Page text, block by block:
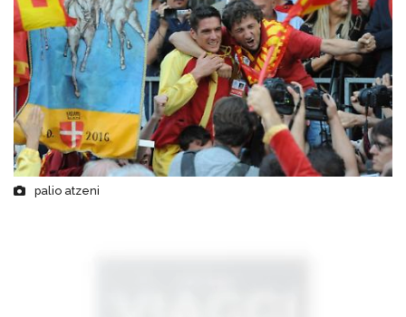
palio atzeni